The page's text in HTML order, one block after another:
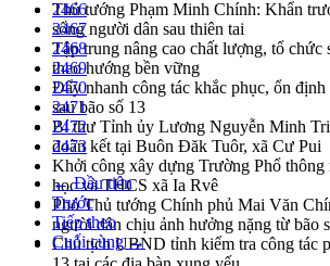
Thủ tướng Phạm Minh Chính: Khẩn
sống người dân sau thiên tai
Tập trung nâng cao chất lượng, tổ chức
theo hướng bền vững
Đẩy nhanh công tác khắc phục, ổn định
sau bão số 13
Bí thư Tỉnh ủy Lương Nguyễn Minh
đoàn kết tại Buôn Đăk Tuôr, xã Cư Pui
Khởi công xây dựng Trường Phổ thông
học và THCS xã Ia Rvê
Phó Thủ tướng Chính phủ Mai Văn
người dân chịu ảnh hưởng nặng từ bão
Chủ tịch UBND tỉnh kiểm tra công tác
2466
2467
2468
2469
2470
2471
2472
2473
← Đầu tiên
Trước
Tiếp theo
Cuối cùng →